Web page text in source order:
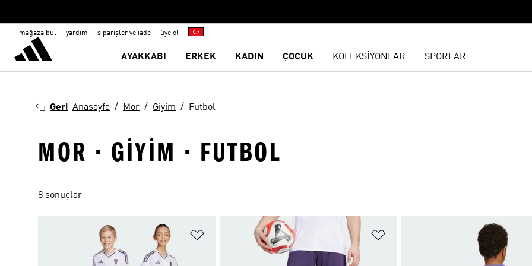
mağaza bul yardım siparişler ve iade üye ol
AYAKKABI ERKEK KADIN ÇOCUK KOLEKSİYONLAR SPORLAR
Geri Anasayfa Mor Giyim Futbol
MOR · GIYIM · FUTBOL
8 sonuçlar
Favori Listesine Ekle